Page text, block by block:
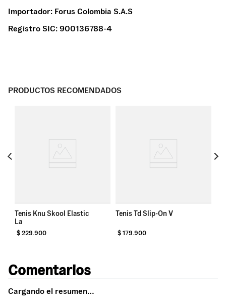
Importador: Forus Colombia S.A.S
Registro SIC:900136788-4
PRODUCTOS RECOMENDADOS
Tenis Knu Skool Elastic
La
$ 229.900
Tenis Td Slip-On V
$ 179.900
Comentarios
Cargando el resumen…